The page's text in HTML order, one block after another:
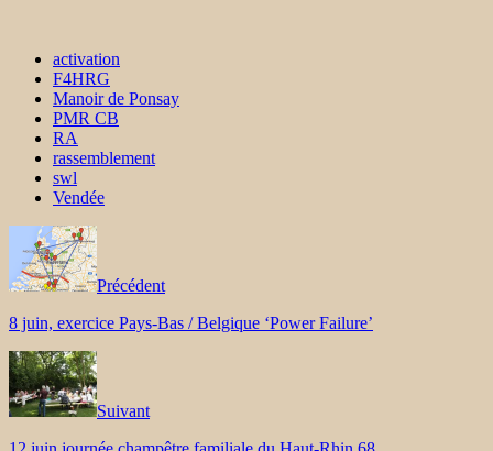
activation
F4HRG
Manoir de Ponsay
PMR CB
RA
rassemblement
swl
Vendée
Précédent
8 juin, exercice Pays-Bas / Belgique ‘Power Failure’
Suivant